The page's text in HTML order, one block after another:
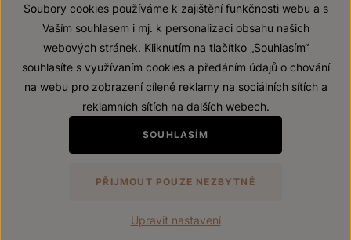
© 2026 ZNOVÍN ZNOJMO, a. s.
Prohlášení o přístupnosti
Zákaz prodeje alkoholických nápojů osobám mladším 18 let.
VytvořilwebProgress
Soubory cookies používáme k zajištění funkčnosti webu a s
Vaším souhlasem i mj. k personalizaci obsahu našich
webových stránek. Kliknutím na tlačítko „Souhlasím“
souhlasíte s využívaním cookies a předáním údajů o chování
na webu pro zobrazení cílené reklamy na sociálních sítích a
reklamních sítích na dalších webech.
SOUHLASÍM
PŘIJMOUT POUZE NEZBYTNÉ
Upravit nastavení